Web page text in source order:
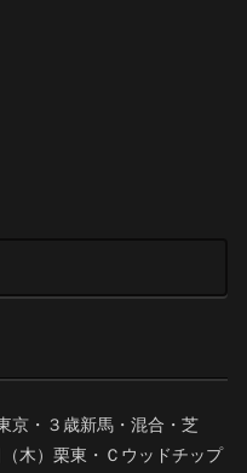
京・３歳新馬・混合・芝
木）栗東・Ｃウッドチップ